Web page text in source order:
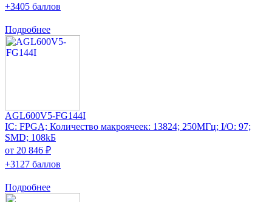
+3405 баллов
Подробнее
AGL600V5-FG144I
IC: FPGA; Количество макроячеек: 13824; 250МГц; I/O: 97;
SMD; 108kБ
от 20 846 ₽
+3127 баллов
Подробнее